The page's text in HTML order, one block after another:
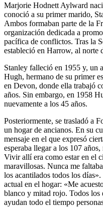
Marjorie Hodnett Aylward
conoció a su primer marido,
Ambos formaban parte de la
organización dedicada a
pacífica de conflictos. Tras la
estableció en Harrow, al norte
Stanley falleció en 1955 y, un
Hugh, hermano de su primer
en Devon, donde ella trabajó
años. Sin embargo, en 1958
nuevamente a los 45 años.
Posteriormente, se trasladó a
un hogar de ancianos. En su
mensaje en el que expresó
esperaba llegar a los 107
Vivir allí era como estar en el
maravillosas. Nunca me
los acantilados todos los
actual en el hogar: «Me
blanco y mitad rojo. Todos los
ayudan todo el tiempo